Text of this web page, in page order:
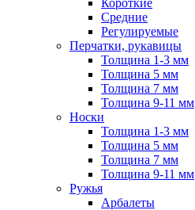
Короткие
Средние
Регулируемые
Перчатки, рукавицы
Толщина 1-3 мм
Толщина 5 мм
Толщина 7 мм
Толщина 9-11 мм
Носки
Толщина 1-3 мм
Толщина 5 мм
Толщина 7 мм
Толщина 9-11 мм
Ружья
Арбалеты